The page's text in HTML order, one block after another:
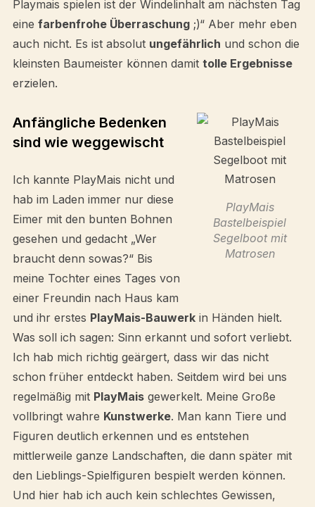
Playmais spielen ist der Windelinhalt am nächsten Tag
eine farbenfrohe Überraschung;)“ Aber mehr eben
auch nicht. Es ist absolut ungefährlich und schon die
kleinsten Baumeister können damit tolle Ergebnisse
erzielen.
PlayMais
Bastelbeispiel
Segelboot mit
Matrosen
Anfängliche Bedenken
sind wie weggewischt
Ich kannte PlayMais nicht und
hab im Laden immer nur diese
Eimer mit den bunten Bohnen
gesehen und gedacht „Wer
braucht denn sowas?“ Bis
meine Tochter eines Tages von
einer Freundin nach Haus kam
und ihr erstes PlayMais-Bauwerkin Händen hielt.
Was soll ich sagen: Sinn erkannt und sofort verliebt.
Ich hab mich richtig geärgert, dass wir das nicht
schon früher entdeckt haben. Seitdem wird bei uns
regelmäßig mit PlayMaisgewerkelt. Meine Große
vollbringt wahre Kunstwerke. Man kann Tiere und
Figuren deutlich erkennen und es entstehen
mittlerweile ganze Landschaften, die dann später mit
den Lieblings-Spielfiguren bespielt werden können.
Und hier hab ich auch kein schlechtes Gewissen,